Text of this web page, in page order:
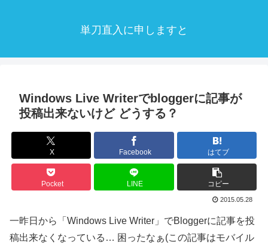
単刀直入に申しますと
Windows Live Writerでbloggerに記事が
投稿出来ないけど どうする？
X Facebook はてブ
Pocket LINE コピー
2015.05.28
一昨日から「Windows Live Writer」でBloggerに記事を投
稿出来なくなっている… 困ったなぁ(この記事はモバイル